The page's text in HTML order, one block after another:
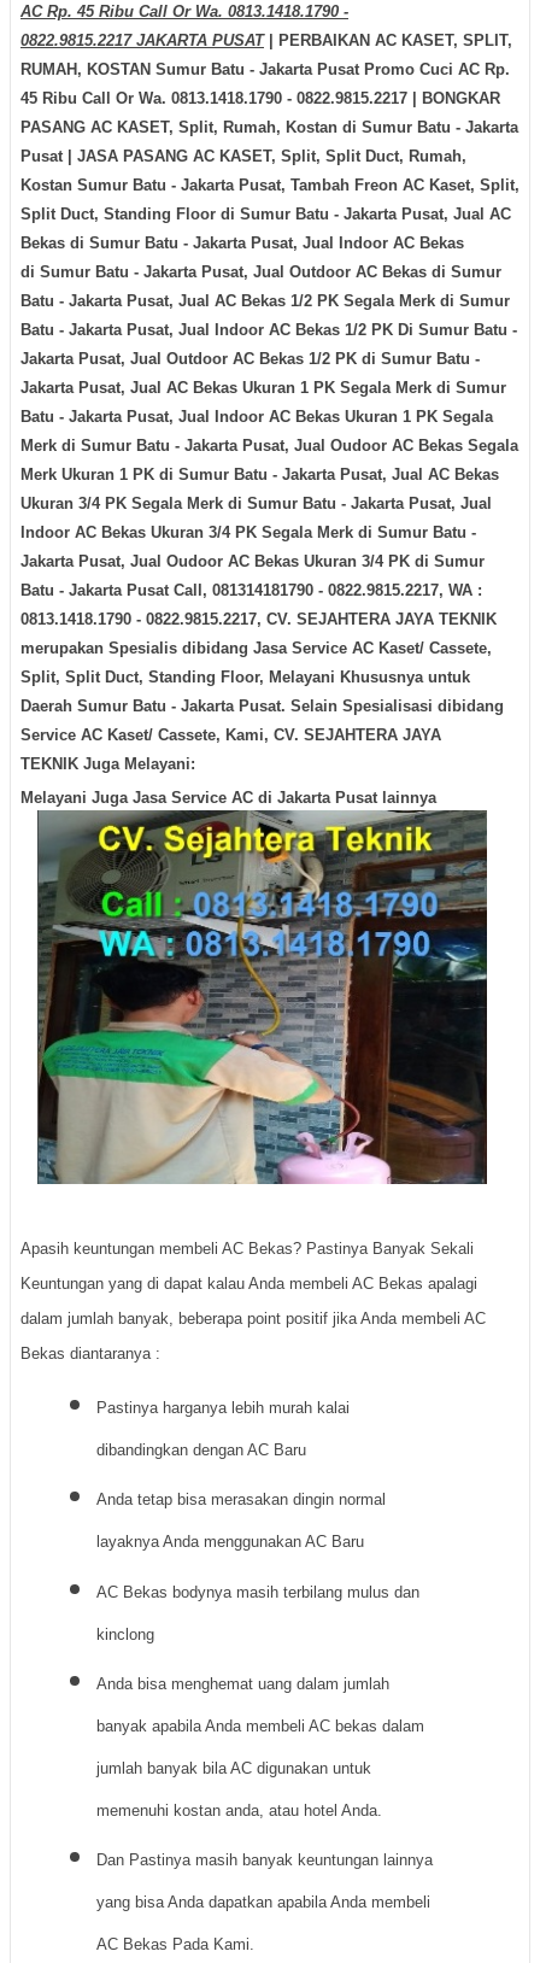
AC Rp. 45 Ribu Call Or Wa. 0813.1418.1790 -
0822.9815.2217 JAKARTA PUSAT| PERBAIKAN AC KASET, SPLIT,
RUMAH, KOSTAN Sumur Batu - Jakarta Pusat Promo Cuci AC Rp.
45 Ribu Call Or Wa. 0813.1418.1790 - 0822.9815.2217 | BONGKAR
PASANG AC KASET, Split, Rumah, Kostan di Sumur Batu - Jakarta
Pusat | JASA PASANG AC KASET, Split, Split Duct, Rumah,
Kostan Sumur Batu - Jakarta Pusat, Tambah Freon AC Kaset, Split,
Split Duct, Standing Floor di Sumur Batu - Jakarta Pusat, Jual AC
Bekas di Sumur Batu - Jakarta Pusat, Jual Indoor AC Bekas
di Sumur Batu - Jakarta Pusat, Jual Outdoor AC Bekas di Sumur
Batu - Jakarta Pusat, Jual AC Bekas 1/2 PK Segala Merk di Sumur
Batu - Jakarta Pusat, Jual Indoor AC Bekas 1/2 PK Di Sumur Batu -
Jakarta Pusat, Jual Outdoor AC Bekas 1/2 PK di Sumur Batu -
Jakarta Pusat, Jual AC Bekas Ukuran 1 PK Segala Merk di Sumur
Batu - Jakarta Pusat, Jual Indoor AC Bekas Ukuran 1 PK Segala
Merk di Sumur Batu - Jakarta Pusat, Jual Oudoor AC Bekas Segala
Merk Ukuran 1 PK di Sumur Batu - Jakarta Pusat, Jual AC Bekas
Ukuran 3/4 PK Segala Merk di Sumur Batu - Jakarta Pusat, Jual
Indoor AC Bekas Ukuran 3/4 PK Segala Merk di Sumur Batu -
Jakarta Pusat, Jual Oudoor AC Bekas Ukuran 3/4 PK di Sumur
Batu - Jakarta Pusat Call, 081314181790 - 0822.9815.2217, WA :
0813.1418.1790 - 0822.9815.2217, CV. SEJAHTERA JAYA TEKNIK
merupakan Spesialis dibidang Jasa Service AC Kaset/ Cassete,
Split, Split Duct, Standing Floor, Melayani Khususnya untuk
Daerah Sumur Batu - Jakarta Pusat. Selain Spesialisasi dibidang
Service AC Kaset/ Cassete, Kami, CV. SEJAHTERA JAYA
TEKNIK Juga Melayani:
Melayani Juga Jasa Service AC di Jakarta Pusat lainnya
Apasih keuntungan membeli AC Bekas? Pastinya Banyak Sekali
Keuntungan yang di dapat kalau Anda membeli AC Bekas apalagi
dalam jumlah banyak, beberapa point positif jika Anda membeli AC
Bekas diantaranya :
Pastinya harganya lebih murah kalai
dibandingkan dengan AC Baru
Anda tetap bisa merasakan dingin normal
layaknya Anda menggunakan AC Baru
AC Bekas bodynya masih terbilang mulus dan
kinclong
Anda bisa menghemat uang dalam jumlah
banyak apabila Anda membeli AC bekas dalam
jumlah banyak bila AC digunakan untuk
memenuhi kostan anda, atau hotel Anda.
Dan Pastinya masih banyak keuntungan lainnya
yang bisa Anda dapatkan apabila Anda membeli
AC Bekas Pada Kami.